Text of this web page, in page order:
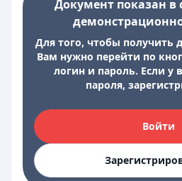
Документ показан
Для того, чтобы получить
Вам нужно перейти по
логин и пароль. Если у
пароля,
Войти